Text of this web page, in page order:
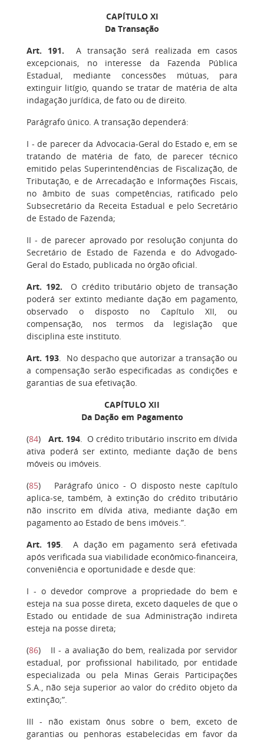
CAPÍTULO XI
Da Transação
Art. 191. A transação será realizada em casos
excepcionais, no interesse da Fazenda Pública
Estadual, mediante concessões mútuas, para
extinguir litígio, quando se tratar de matéria de alta
indagação jurídica, de fato ou de direito.
Parágrafo único. A transação dependerá:
I - de parecer da Advocacia-Geral do Estado e, em se
tratando de matéria de fato, de parecer técnico
emitido pelas Superintendências de Fiscalização, de
Tributação, e de Arrecadação e Informações Fiscais,
no âmbito de suas competências, ratificado pelo
Subsecretário da Receita Estadual e pelo Secretário
de Estado de Fazenda;
II- de parecer aprovado por resolução conjunta do
Secretário de Estado de Fazenda e do Advogado-
Geral do Estado, publicada no órgão oficial.
Art. 192.
O crédito tributário objeto de transação
poderá ser extinto mediante dação em pagamento,
observado o disposto no Capítulo XII, ou
compensação, nos termos da legislação que
disciplina este instituto.
Art. 193. No despacho que autorizar a transação ou
a compensação serão especificadas as condições e
garantias de sua efetivação.
CAPÍTULO XII
Da Dação em Pagamento
(84) Art. 194. O crédito tributário inscrito em dívida
ativa poderá ser extinto, mediante dação de bens
móveis ou imóveis.
(85) Parágrafo único - O disposto neste capítulo
aplica-se, também, à extinção do crédito tributário
não inscrito em dívida ativa, mediante dação em
pagamento ao Estado de bens imóveis.”.
Art. 195. A dação em pagamento será efetivada
após verificada sua viabilidade econômico-financeira,
conveniência e oportunidade e desde que:
I- o devedor comprove a propriedade do bem e
esteja na sua posse direta, exceto daqueles de que o
Estado ou entidade de sua Administração indireta
esteja na posse direta;
(86) II - a avaliação do bem, realizada por servidor
estadual, por profissional habilitado, por entidade
especializada ou pela Minas Gerais Participações
S.A., não seja superior ao valor do crédito objeto da
extinção;”.
III - não existam ônus sobre o bem, exceto de
garantias ou penhoras estabelecidas em favor da